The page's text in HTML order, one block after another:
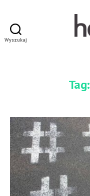
Wyszukaj
Tag: